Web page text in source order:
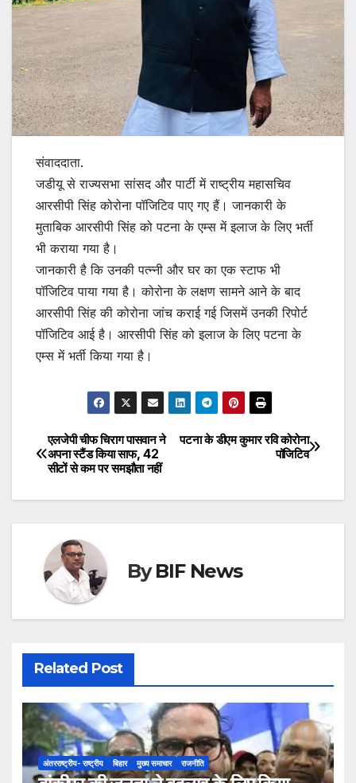
संवाददाता.
जडीयू से राज्यसभा सांसद और पार्टी में राष्ट्रीय महासचिव
आरसीपी सिंह कोरोना पॉजिटिव पाए गए हैं। जानकारी के
मुताबिक आरसीपी सिंह को पटना के एम्स में इलाज के लिए भर्ती
भी कराया गया है।
जानकारी है कि उनकी पत्न्नी और घर का एक स्टाफ भी
पॉजिटिव पाया गया है। कोरोना के लक्षण सामने आने के बाद
आरसीपी सिंह की कोरोना जांच कराई गई जिसमें उनकी रिपोर्ट
पॉजिटिव आई है। आरसीपी सिंह को इलाज के लिए पटना के
एम्स में भर्ती किया गया है।
Post
navigation
पटना के डीएम कुमार रवि कोरोना
पॉजिटिव
एलजेपी चीफ चिराग पासवान ने
अपना स्टैंड किया साफ, 42
सीटों से कम पर समझौता नहीं
ByBIF News
Related Post
अंतरराष्ट्रीय- राष्ट्रीय बिहार मुख्य समाचार राजनीति